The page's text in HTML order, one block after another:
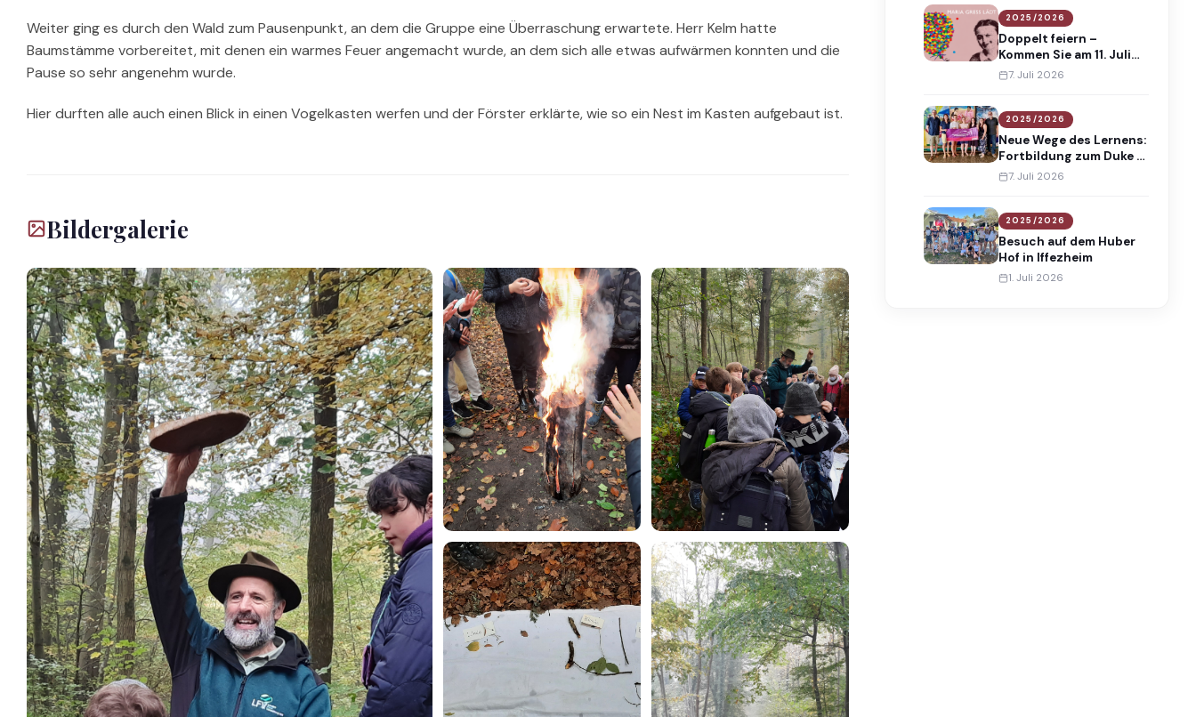
Weiter ging es durch den Wald zum Pausenpunkt, an dem die Gruppe eine Überraschung erwartete. Herr Kelm hatte
Baumstämme vorbereitet, mit denen ein warmes Feuer angemacht wurde, an dem sich alle etwas aufwärmen konnten und die
Pause so sehr angenehm wurde.
Hier durften alle auch einen Blick in einen Vogelkasten werfen und der Förster erklärte, wie so ein Nest im Kasten aufgebaut ist.
Bildergalerie
2025/2026
Doppelt feiern –
Kommen Sie am 11. Juli
2026 an die Maria-
7. Juli 2026
2025/2026
Neue Wege des Lernens:
Fortbildung zum Duke of
Edinburgh’s
7. Juli 2026
2025/2026
Besuch auf dem Huber
Hof in Iffezheim
1. Juli 2026